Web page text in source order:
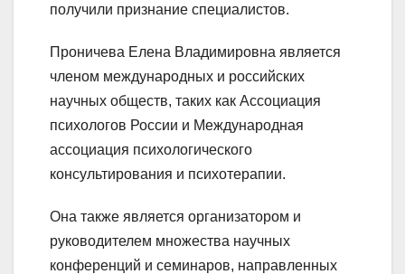
получили признание специалистов.
Проничева Елена Владимировна является
членом международных и российских
научных обществ, таких как Ассоциация
психологов России и Международная
ассоциация психологического
консультирования и психотерапии.
Она также является организатором и
руководителем множества научных
конференций и семинаров, направленных